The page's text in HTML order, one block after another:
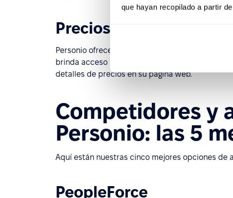
que hayan recopilado a partir
Precios de Personio
Personio ofrece dos planes de precios: Core
brinda acceso ilimitado al conjunto completo
detalles de precios en su página web.
Competidores y
Personio: las 5
Aquí están nuestras cinco mejores opciones de
PeopleForce